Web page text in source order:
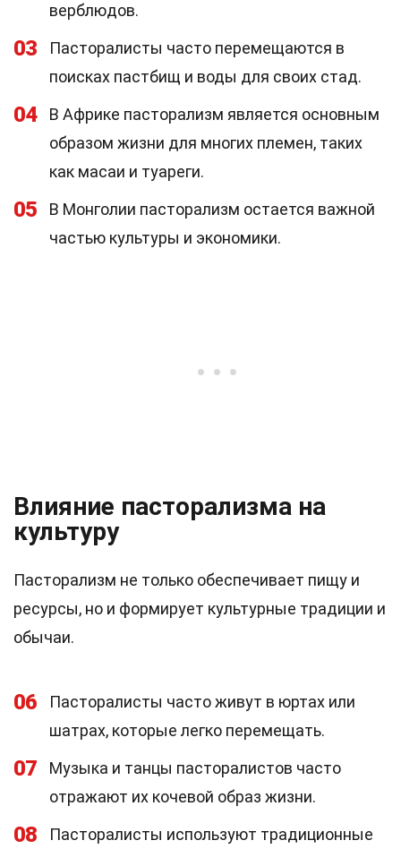
верблюдов.
03
Пасторалисты часто перемещаются в
поисках пастбищ и воды для своих стад.
04
В Африке пасторализм является основным
образом жизни для многих племен, таких
как масаи и туареги.
05
В Монголии пасторализм остается важной
частью культуры и экономики.
Влияние пасторализма на
культуру
Пасторализм не только обеспечивает пищу и
ресурсы, но и формирует культурные традиции и
обычаи.
06
Пасторалисты часто живут в юртах или
шатрах, которые легко перемещать.
07
Музыка и танцы пасторалистов часто
отражают их кочевой образ жизни.
08
Пасторалисты используют традиционные